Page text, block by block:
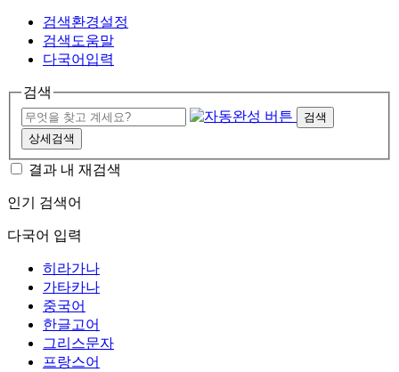
검색환경설정
검색도움말
다국어입력
검색
검색
상세검색
결과 내 재검색
인기 검색어
다국어 입력
히라가나
가타카나
중국어
한글고어
그리스문자
프랑스어